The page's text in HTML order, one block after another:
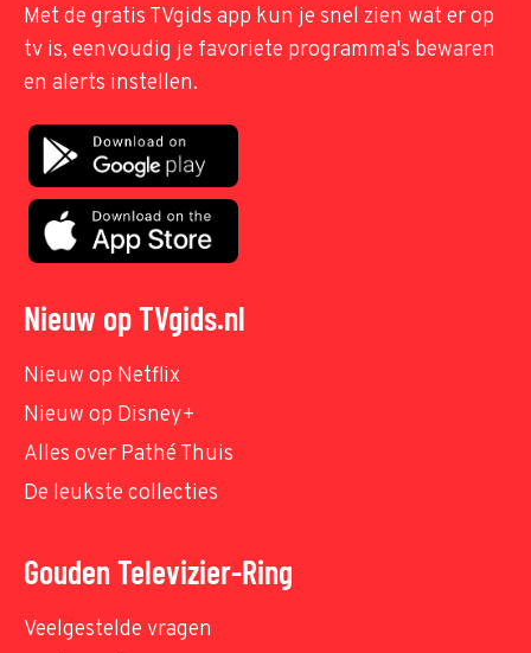
Met de gratis TVgids app kun je snel zien wat er op
tv is, eenvoudig je favoriete programma's bewaren
en alerts instellen.
Nieuw op TVgids.nl
Nieuw op Netflix
Nieuw op Disney+
Alles over Pathé Thuis
De leukste collecties
Gouden Televizier-Ring
Veelgestelde vragen